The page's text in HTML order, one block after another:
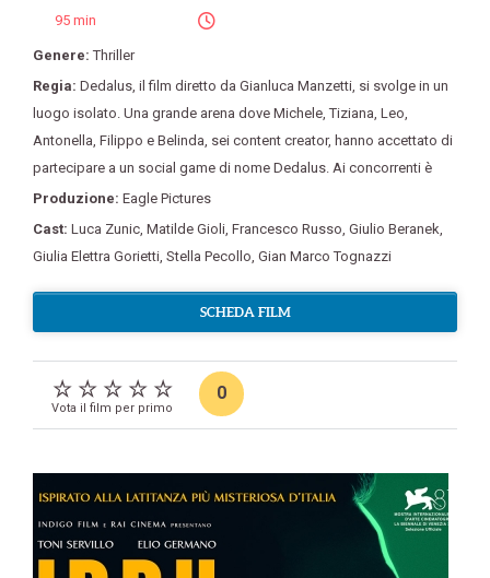
95 min
Genere:Thriller
Regia: Dedalus, il film diretto da Gianluca Manzetti, si svolge in un
luogo isolato. Una grande arena dove Michele,Tiziana, Leo,
Antonella, Filippo e Belinda, sei content creator, hanno accettato di
partecipare a un social game di nome Dedalus. Ai concorrenti è
Produzione: Eagle Pictures
Cast: Luca Zunic, Matilde Gioli, Francesco Russo, Giulio Beranek,
Giulia Elettra Gorietti, Stella Pecollo, Gian Marco Tognazzi
SCHEDA FILM
Vota il film per primo
0